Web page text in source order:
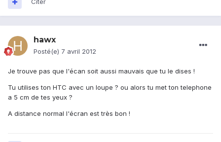
Citer
hawx
Posté(e) 7 avril 2012
Je trouve pas que l'écan soit aussi mauvais que tu le dises !
Tu utilises ton HTC avec un loupe ? ou alors tu met ton telephone
a 5 cm de tes yeux ?
A distance normal l'écran est très bon !